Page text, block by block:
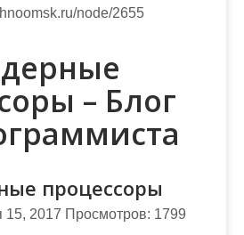
node/2655
– Блог
процессоры
15, 2017 Просмотров: 1799